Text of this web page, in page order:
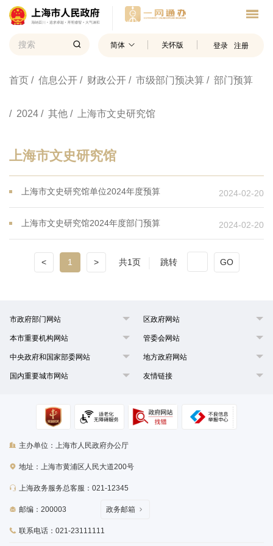
简体 关怀版 登录 注册
首页 / 信息公开 / 财政公开 / 市级部门预决算 / 部门预算
/ 2024 / 其他 / 上海市文史研究馆
上海市文史研究馆
上海市文史研究馆单位2024年度预算 2024-02-20
上海市文史研究馆2024年度部门预算 2024-02-20
< 1 > 共1页 跳转 GO
市政府部门网站 区政府网站
本市重要机构网站 管委会网站
中央政府和国家部委网站 地方政府网站
国内重要城市网站 友情链接
主办单位：上海市人民政府办公厅
地址：上海市黄浦区人民大道200号
上海政务服务总客服：021-12345
邮编：200003
联系电话：021-23111111
政务邮箱